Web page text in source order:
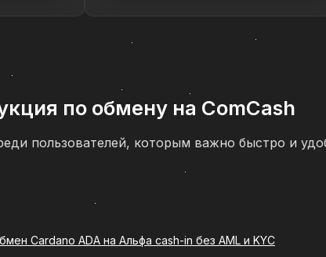
по обмену на ComCash
пользователей, которым важно быстро и
ниже вы найдете подробное описание всех
Cardano ADA на Альфа cash-in без AML и KYC